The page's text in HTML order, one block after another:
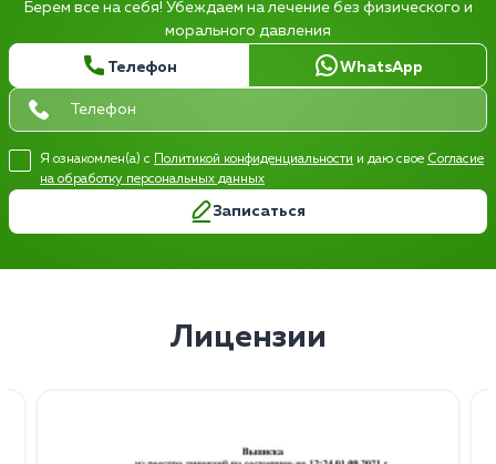
Берем все на себя! Убеждаем на лечение без физического и
морального давления
Телефон WhatsApp
Я ознакомлен(а) с Политикой конфиденциальности и даю свое Согласие
на обработку персональных данных
Записаться
Лицензии